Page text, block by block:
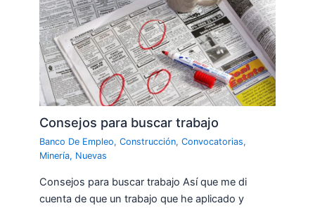
Consejos para buscar trabajo
Banco De Empleo,Construcción,Convocatorias,
Minería, Nuevas
Consejos para buscar trabajo Así que me di
cuenta de que un trabajo que he aplicado y